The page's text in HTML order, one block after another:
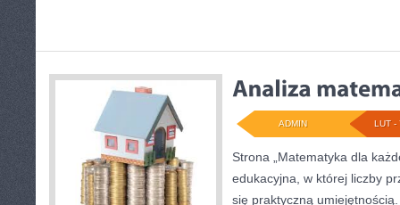
LUT -
ADMIN
Strona „Matematyka dla
edukacyjna, w której liczby
się praktyczną